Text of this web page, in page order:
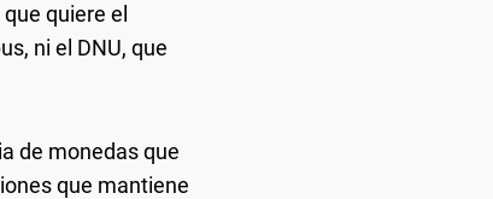
quiere el
ni el DNU, que
de monedas que
que mantiene